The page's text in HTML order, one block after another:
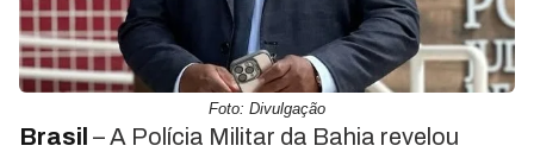
Foto: Divulgação
Brasil – A Polícia Militar da Bahia revelou